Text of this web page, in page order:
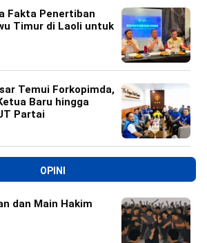
Fakta Penertiban
Timur di Laoli untuk
Temui Forkopimda,
Baru hingga
Partai
OPINI
dan Main Hakim